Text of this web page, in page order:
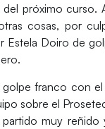
del próximo curso.
cosas, por
Estela Doiro de
golpe franco con
sobre el
muy reñido